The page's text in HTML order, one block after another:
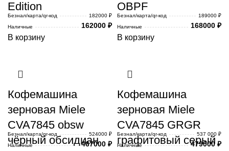
Edition
Безнал/карта/qr-код
182000 ₽
Наличные
162000 ₽
В корзину
OBPF
Безнал/карта/qr-код
189000 ₽
Наличные
168000 ₽
В корзину
Кофемашина
зерновая Miele
CVA7845 obsw
чёрный обсидиан
Безнал/карта/qr-код
524000 ₽
Наличные
467000 ₽
Кофемашина
зерновая Miele
CVA7845 GRGR
графитовый серый
Безнал/карта/qr-код
537 000 ₽
Наличные
479000 ₽